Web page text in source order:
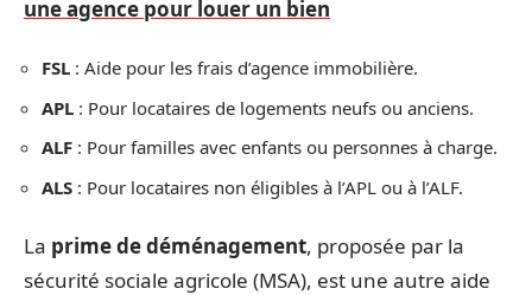
une agence pour louer un bien
FSL : Aide pour les frais d’agence immobilière.
APL : Pour locataires de logements neufs ou anciens.
ALF : Pour familles avec enfants ou personnes à charge.
ALS : Pour locataires non éligibles à l’APL ou à l’ALF.
La prime de déménagement, proposée par la
sécurité sociale agricole (MSA), est une autre aide